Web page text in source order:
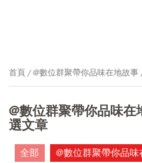
首頁 @數位群聚帶你品味在地故事
@數位群聚帶你品味
選文章
全部 @數位群聚帶你品